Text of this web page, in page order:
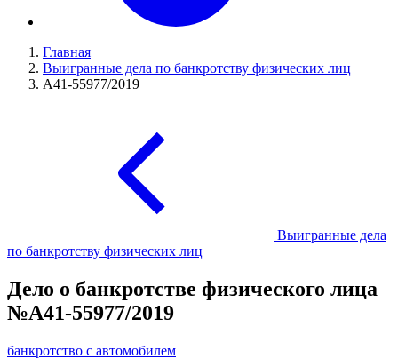
Главная
Выигранные дела по банкротству физических лиц
А41-55977/2019
Выигранные дела
по банкротству физических лиц
Дело о банкротстве физического лица
№А41-55977/2019
банкротство с автомобилем